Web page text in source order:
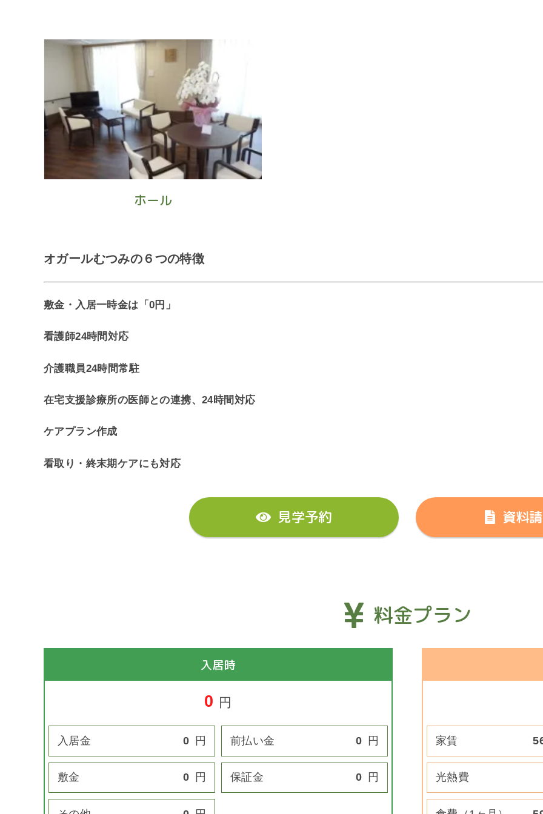
ホール
オガールむつみの６つの特徴
敷金・入居一時金は「0円」
看護師24時間対応
介護職員24時間常駐
在宅支援診療所の医師との連携、24時間対応
ケアプラン作成
看取り・終末期ケアにも対応
見学予約 資料
料金プラン
入居時
0 円
入居金 0 円 前払い金 0 円
敷金 0 円 保証金 0 円
家賃
光熱費